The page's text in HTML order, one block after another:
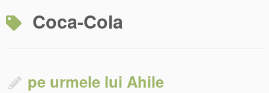
Coca-Cola
pe urmele lui Ahile